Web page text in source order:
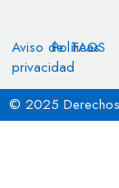
Aviso de
privacidad
Políticas
FAQS
© 2025